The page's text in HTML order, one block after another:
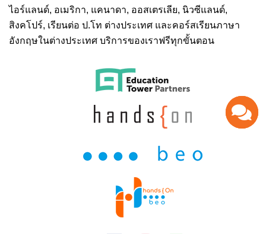
ไอร์แลนด์, อเมริกา, แคนาดา, ออสเตรเลีย, นิวซีแลนด์,
สิงคโปร์, เรียนต่อ ป.โท ต่างประเทศ และคอร์สเรียนภาษา
อังกฤษในต่างประเทศ บริการของเราฟรีทุกขั้นตอน